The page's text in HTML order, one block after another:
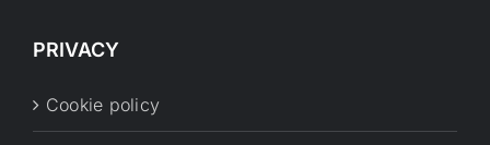
PRIVACY
Cookie policy